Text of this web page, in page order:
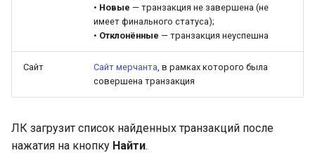
• Новые — транзакция не завершена (не
имеет финального статуса);
• Отклонённые — транзакция неуспешна
Сайт Сайт мерчанта, в рамках которого была
совершена транзакция
ЛК загрузит список найденных транзакций после
нажатия на кнопку Найти.